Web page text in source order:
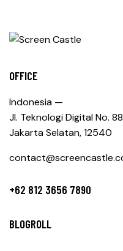
OFFICE
Indonesia —
Jl. Teknologi Digital No. 88
Jakarta Selatan, 12540
+62 812 3656 7890
BLOGROLL